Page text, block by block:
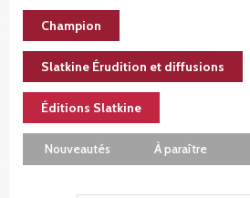
Champion
Slatkine Érudition et diffusions
Éditions Slatkine
Nouveautés À paraître